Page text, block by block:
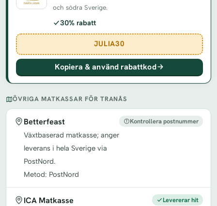
och södra Sverige.
30% rabatt
JULIA30
Kopiera & använd rabattkod
ÖVRIGA MATKASSAR FÖR TRANÅS
Betterfeast
Växtbaserad matkasse; anger
leverans i hela Sverige via
PostNord.
Metod: PostNord
Kontrollera postnummer
ICA Matkasse Levererar hit